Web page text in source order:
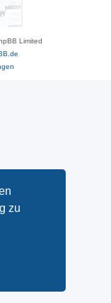
zu
Limited